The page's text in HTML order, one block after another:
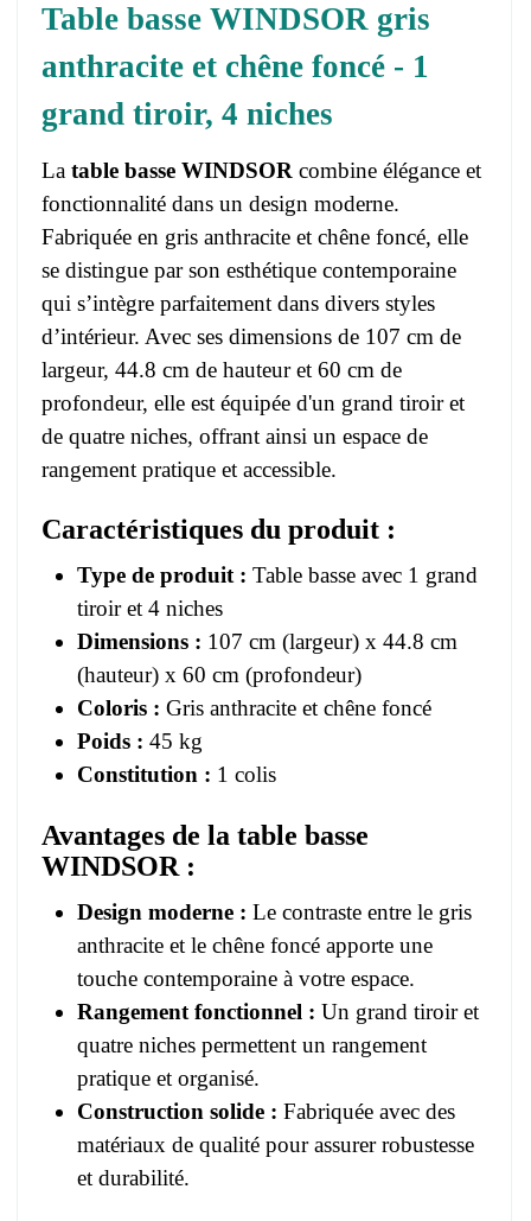
Table basse WINDSOR gris
anthracite et chêne foncé - 1
grand tiroir, 4 niches
La table basse WINDSOR combine élégance et
fonctionnalité dans un design moderne.
Fabriquée en gris anthracite et chêne foncé, elle
se distingue par son esthétique contemporaine
qui s’intègre parfaitement dans divers styles
d’intérieur. Avec ses dimensions de 107 cm de
largeur, 44.8 cm de hauteur et 60 cm de
profondeur, elle est équipée d'un grand tiroir et
de quatre niches, offrant ainsi un espace de
rangement pratique et accessible.
Caractéristiques du produit :
Type de produit : Table basse avec 1 grand
tiroir et 4 niches
Dimensions : 107 cm (largeur) x 44.8 cm
(hauteur) x 60 cm (profondeur)
Coloris : Gris anthracite et chêne foncé
Poids : 45 kg
Constitution : 1 colis
Avantages de la table basse
WINDSOR :
Design moderne : Le contraste entre le gris
anthracite et le chêne foncé apporte une
touche contemporaine à votre espace.
Rangement fonctionnel : Un grand tiroir et
quatre niches permettent un rangement
pratique et organisé.
Construction solide : Fabriquée avec des
matériaux de qualité pour assurer robustesse
et durabilité.